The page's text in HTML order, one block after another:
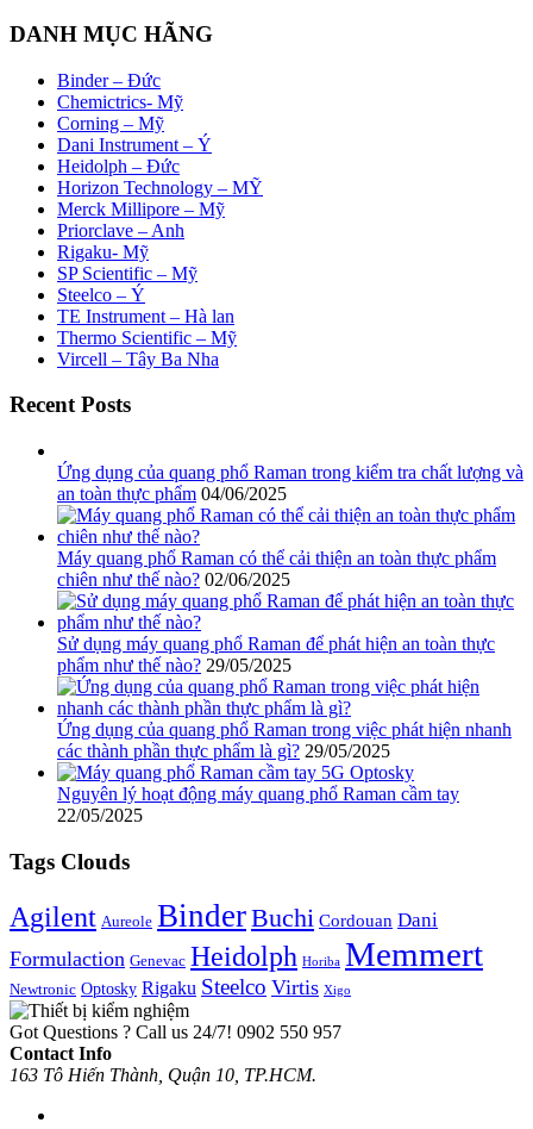
DANH MỤC HÃNG
Binder – Đức
Chemictrics- Mỹ
Corning – Mỹ
Dani Instrument – Ý
Heidolph – Đức
Horizon Technology – MỸ
Merck Millipore – Mỹ
Priorclave – Anh
Rigaku- Mỹ
SP Scientific – Mỹ
Steelco – Ý
TE Instrument – Hà lan
Thermo Scientific – Mỹ
Vircell – Tây Ba Nha
Recent Posts
Ứng dụng của quang phổ Raman trong kiểm tra chất lượng và
an toàn thực phẩm 04/06/2025
Máy quang phổ Raman có thể cải thiện an toàn thực phẩm
chiên như thế nào? 02/06/2025
Sử dụng máy quang phổ Raman để phát hiện an toàn thực
phẩm như thế nào? 29/05/2025
Ứng dụng của quang phổ Raman trong việc phát hiện nhanh
các thành phần thực phẩm là gì? 29/05/2025
Nguyên lý hoạt động máy quang phổ Raman cầm tay
22/05/2025
Tags Clouds
Agilent Aureole BinderBuchi Cordouan Dani
Formulaction Genevac Heidolph Horiba Memmert
Newtronic Optosky Rigaku Steelco Virtis Xigo
Got Questions ? Call us 24/7! 0902 550 957
Contact Info
163 Tô Hiến Thành, Quận 10, TP.HCM.